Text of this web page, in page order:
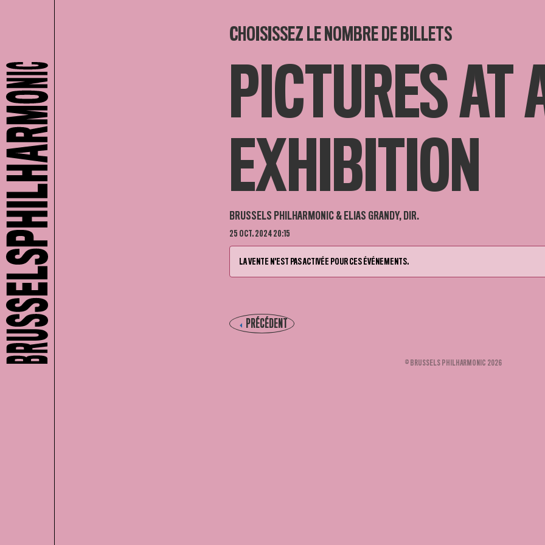
CHOISISSEZ LE NOMBRE DE BILLETS
PICTURES AT
EXHIBITION
BRUSSELS PHILHARMONIC & ELIAS GRANDY, DIR.
25 OCT. 2024 20:15
LA VENTE N'EST PAS ACTIVÉE POUR CES ÉVÉNEMENTS.
PRÉCÉDENT
© BRUSSELS PHILHARMONIC 2026